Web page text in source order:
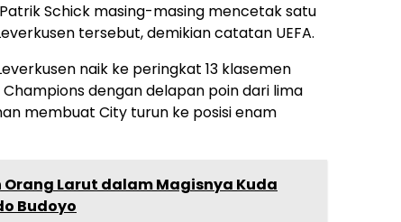
Schick masing-masing mencetak satu
tersebut, demikian catatan UEFA.
naik ke peringkat 13 klasemen
dengan delapan poin dari lima
membuat City turun ke posisi enam
Orang Larut dalam Magisnya Kuda
Budoyo